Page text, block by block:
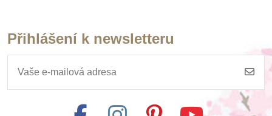
Přihlášení k newsletteru